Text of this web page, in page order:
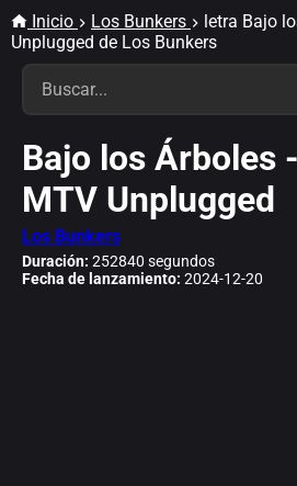
Inicio Los Bunkers
letra Bajo
Unplugged de Los Bunkers
Bajo los Árboles -
MTV Unplugged
Los Bunkers
Duración: 252840 segundos
Fecha de lanzamiento: 2024-12-20